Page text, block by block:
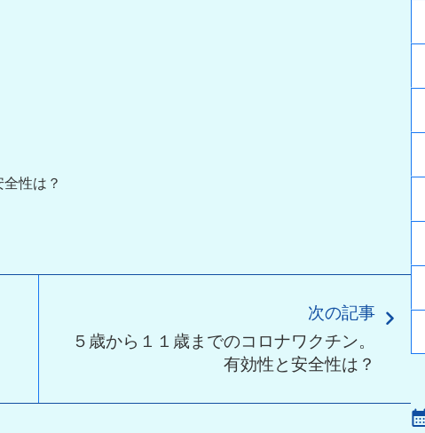
性は？
次の記事
５歳から１１歳までのコロナワクチン。
有効性と安全性は？